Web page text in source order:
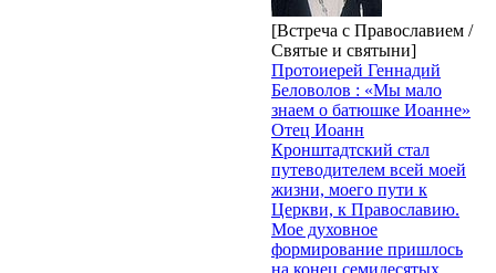
[Встреча с Православием /
Святые и святыни]
Протоиерей Геннадий
Беловолов : «Мы мало
знаем о батюшке Иоанне»
Отец Иоанн
Кронштадтский стал
путеводителем всей моей
жизни, моего пути к
Церкви, к Православию.
Мое духовное
формирование пришлось
на конец семидесятых